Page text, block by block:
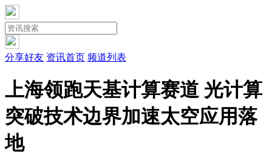
分享好友 资讯首页 频道列表
上海领跑天基计算赛道 光计算
突破技术边界加速太空应用落
地